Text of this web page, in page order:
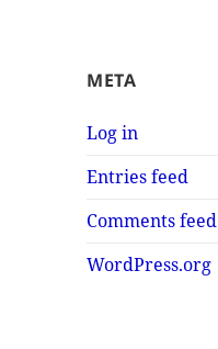
META
Log in
Entries feed
Comments feed
WordPress.org